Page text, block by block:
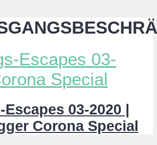
03-2020 |
Corona Special